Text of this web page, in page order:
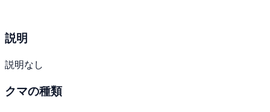
説明
説明なし
クマの種類